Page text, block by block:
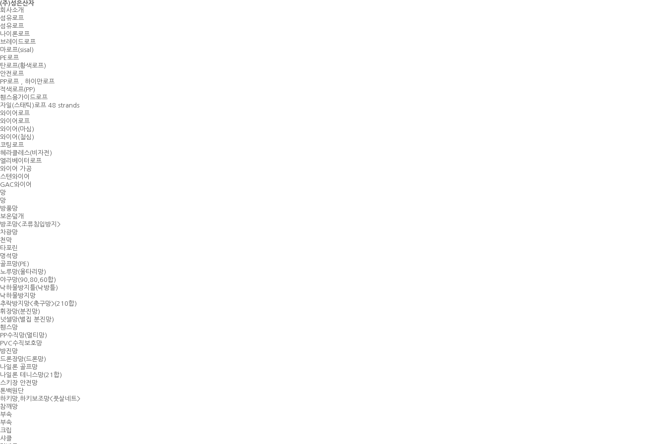
(주)성은산자
회사소개
섬유로프
섬유로프
나이론로프
브레이드로프
마로프(sisal)
PE로프
탄로프(황색로프)
안전로프
PP로프 , 하이만로프
적색로프(PP)
휀스용가이드로프
자일(스태틱)로프 48 strands
와이어로프
와이어로프
와이어(마심)
와이어(철심)
코팅로프
헤라클레스(비자전)
엘리베이터로프
와이어 가공
스텐와이어
GAC와이어
망
망
방풍망
보온덮개
방조망<조류침입방지>
차광망
천막
타포린
멍석망
골프망(PE)
노루망(울타리망)
야구망(90,80,60합)
낙하물방지틀(낙방틀)
낙하물방지망
추락방지망<축구망>(210합)
휘장망(분진망)
넛셀망(벌집 분진망)
휀스망
PP수직망(멀티망)
PVC수직보호망
방진망
드론장망(드론망)
나일론 골프망
나일론 테니스망(21합)
스키장 안전망
톤백원단
하키망,하키보조망<풋살네트>
참깨망
부속
부속
크립
샤클